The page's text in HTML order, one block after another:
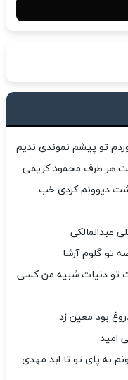
تو پیشم نموندی ندیم
هر طرف محمود کریمی
دیوونم کردی خب
عبدالمالکی
تو گلوم آرشا
تو دنیات شبیه من کسی
بود معین زد
امید
به پای تو تا ابد مهدی